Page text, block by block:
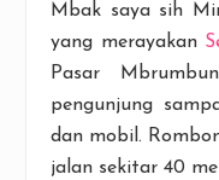
Mbak saya sih
yang merayakan
Pasar
pengunjung
dan mobil.
jalan sekitar 40